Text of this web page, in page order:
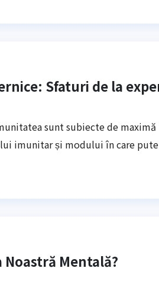
Sfaturi de la
sunt subiecte de
imunitar și modului în care
Mentală?